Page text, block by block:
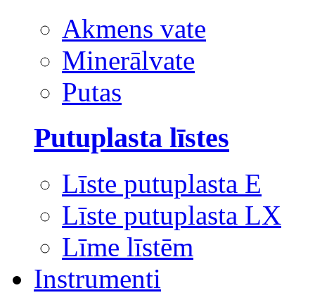
Akmens vate
Minerālvate
Putas
Putuplasta līstes
Līste putuplasta E
Līste putuplasta LX
Līme līstēm
Instrumenti